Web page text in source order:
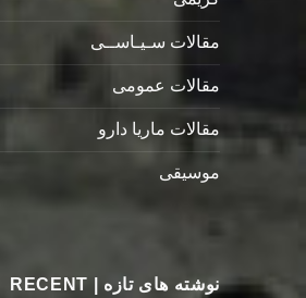
مقالات سـیـاســی
مقالات عمومی
مقالات ماریا دارو
موسیقی
نوشته های تازه | RECENT